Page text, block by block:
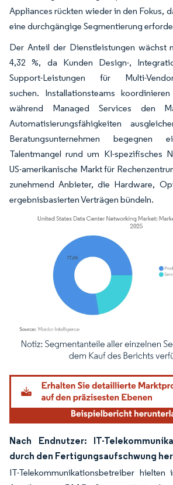
Appliances rückten wieder in den Fokus,
eine durchgängige Segmentierung
Der Anteil der Dienstleistungen wächst
4,32 %, da Kunden Design-,
Support-Leistungen für Multi-Vendor-
suchen. Installationsteams
während Managed Services den
Automatisierungsfähigkeiten
Beratungsunternehmen begegnen
Talentmangel rund um KI-spezifisches
US-amerikanische Markt für
zunehmend Anbieter, die Hardware,
ergebnisbasierten Verträgen bündeln.
Bild © Mordor Intelligence. Wiederverwendung
Nach Endnutzer: IT-
durch den Fertigungsaufschwung
IT-Telekommunikationsbetreiber